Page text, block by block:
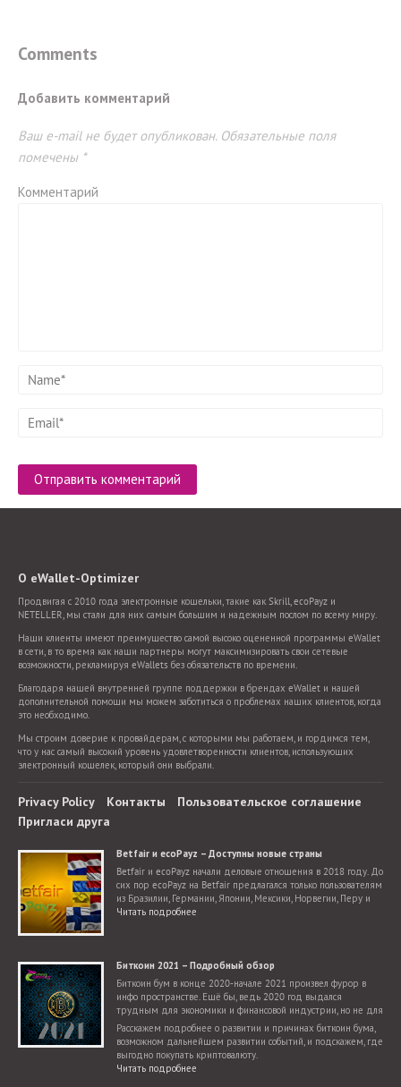
Comments
Добавить комментарий
Ваш e-mail не будет опубликован.Обязательные поля
помечены *
Комментарий
О eWallet-Optimizer
Продвигая с 2010 года электронные кошельки, такие как Skrill, ecoPayz и
NETELLER, мы стали для них самым большим и надежным послом по всему миру.
Наши клиенты имеют преимущество самой высоко оцененной программы eWallet
в сети, в то время как наши партнеры могут максимизировать свои сетевые
возможности, рекламируя eWallets без обязательств по времени.
Благодаря нашей внутренней группе поддержки в брендах eWallet и нашей
дополнительной помощи мы можем заботиться о проблемах наших клиентов, когда
это необходимо.
Мы строим доверие к провайдерам, с которыми мы работаем, и гордимся тем,
что у нас самый высокий уровень удовлетворенности клиентов, использующих
электронный кошелек, который они выбрали.
Privacy Policy Контакты
Пользовательское соглашение
Пригласи друга
Betfair и ecoPayz – Доступны новые страны
Betfair и ecoPayz начали деловые отношения в 2018 году. До
сих пор ecoPayz на Betfair предлагался только пользователям
из Бразилии, Германии, Японии, Мексики, Норвегии, Перу и
Словакии. Теперь добавилось гораздо больше стран.
Читать подробнее
Биткоин 2021 – Подробный обзор
Биткоин бум в конце 2020-начале 2021 произвел фурор в
инфо пространстве. Ещё бы, ведь 2020 год выдался
трудным для экономики и финансовой индустрии, но не для
криптовалют, для которых настал поистине звездный час.
Расскажем подробнее о развитии и причинах биткоин бума,
возможном дальнейшем развитии событий, и подскажем, где
выгодно покупать криптовалюту.
Читать подробнее